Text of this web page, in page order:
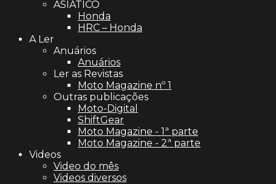
ASIÁTICO
Honda
HRC – Honda
A Ler
Anuários
Anuários
Ler as Revistas
Moto Magazine nº 1
Outras publicações
Moto-Digital
ShiftGear
Moto Magazine - 1ª parte
Moto Magazine - 2ª parte
Videos
Video do mês
Videos diversos